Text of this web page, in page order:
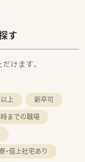
す
けます。
上
新卒可
までの職場
・借上社宅あり